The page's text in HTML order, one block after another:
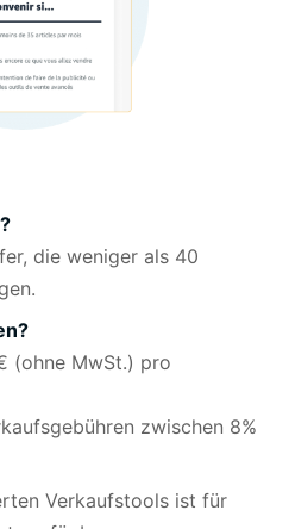
die weniger als 40
(ohne MwSt.) pro
zwischen 8%
Verkaufstools ist für